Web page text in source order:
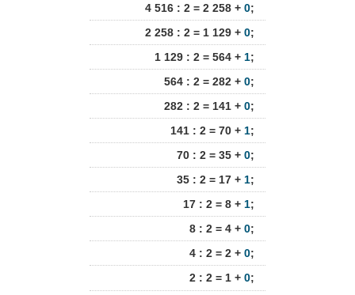
4 516 : 2 = 2 258 + 0;
2 258 : 2 = 1 129 + 0;
1 129 : 2 = 564 + 1;
564 : 2 = 282 + 0;
282 : 2 = 141 + 0;
141 : 2 = 70 + 1;
70 : 2 = 35 + 0;
35 : 2 = 17 + 1;
17 : 2 = 8 + 1;
8 : 2 = 4 + 0;
4 : 2 = 2 + 0;
2 : 2 = 1 + 0;